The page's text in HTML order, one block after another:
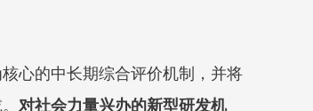
核心的中长期综合评价机制，并将
对社会力量兴办的新型研发机